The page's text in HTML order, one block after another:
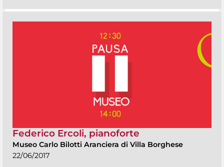
Federico Ercoli, pianoforte
Museo Carlo Bilotti Aranciera di Villa Borghese
22/06/2017